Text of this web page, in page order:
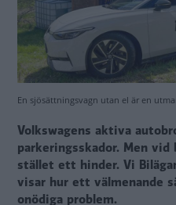
En sjösättningsvagn utan el är en
Volkswagens aktiva
parkeringsskador. Men
stället ett hinder. Vi
visar hur ett välmenande
onödiga problem.